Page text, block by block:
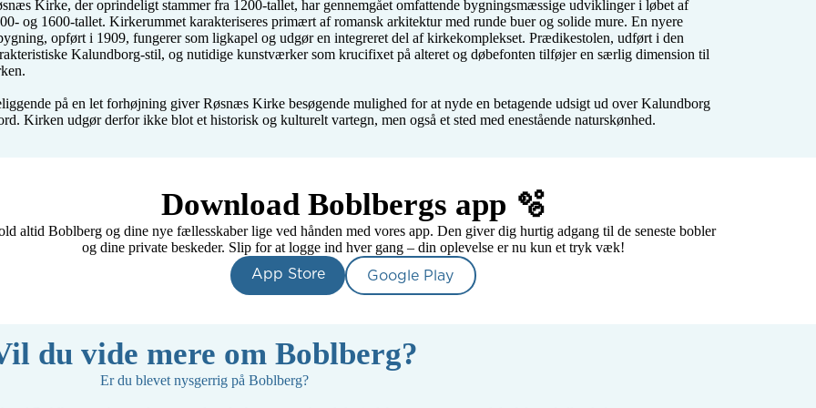
Kirke, der oprindeligt stammer fra 1200-tallet, har gennemgået omfattende bygningsmæssige udviklinger i løbet af
og 1600-tallet. Kirkerummet karakteriseres primært af romansk arkitektur med runde buer og solide mure. En nyere
opført i 1909, fungerer som ligkapel og udgør en integreret del af kirkekomplekset. Prædikestolen, udført i den
Kalundborg-stil, og nutidige kunstværker som krucifixet på alteret og døbefonten tilføjer en særlig dimension til
på en let forhøjning giver Røsnæs Kirke besøgende mulighed for at nyde en betagende udsigt ud over Kalundborg
Kirken udgør derfor ikke blot et historisk og kulturelt vartegn, men også et sted med enestående naturskønhed.
Download Boblbergs app 🫧
altid Boblberg og dine nye fællesskaber lige ved hånden med vores app. Den giver dig hurtig adgang til de seneste bobler
og dine private beskeder. Slip for at logge ind hver gang – din oplevelse er nu kun et tryk væk!
App Store Google Play
du vide mere om Boblberg?
Er du blevet nysgerrig på Boblberg?